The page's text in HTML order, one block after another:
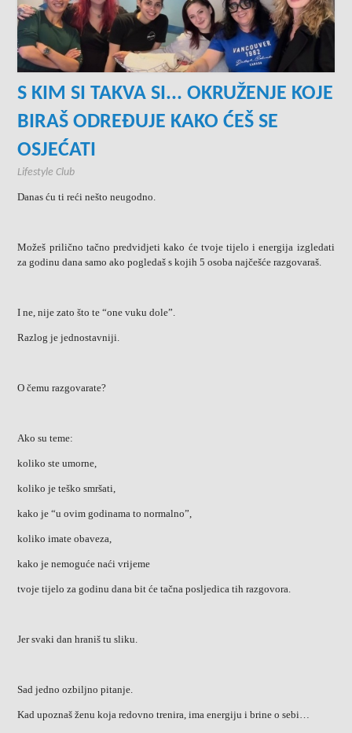
S KIM SI TAKVA SI... OKRUŽENJE KOJE
BIRAŠ ODREĐUJE KAKO ĆEŠ SE
OSJEĆATI
Lifestyle Club
Danas ću ti reći nešto neugodno.
Možeš prilično tačno predvidjeti kako će tvoje tijelo i energija izgledati
za godinu dana samo ako pogledaš s kojih 5 osoba najčešće razgovaraš.
I ne, nije zato što te “one vuku dole”.
Razlog je jednostavniji.
O čemu razgovarate?
Ako su teme:
koliko ste umorne,
koliko je teško smršati,
kako je “u ovim godinama to normalno”,
koliko imate obaveza,
kako je nemoguće naći vrijeme
tvoje tijelo za godinu dana bit će tačna posljedica tih razgovora.
Jer svaki dan hraniš tu sliku.
Sad jedno ozbiljno pitanje.
Kad upoznaš ženu koja redovno trenira, ima energiju i brine o sebi…